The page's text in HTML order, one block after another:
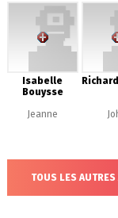
Isabelle
Bouysse
Jeanne
TOUS LES